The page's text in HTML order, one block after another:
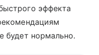
эффекта
будет нормально.